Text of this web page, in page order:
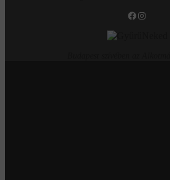
Facebook
Instagram